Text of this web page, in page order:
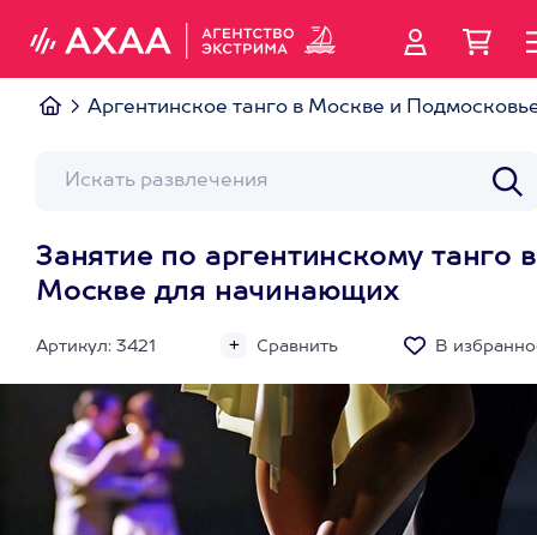
Аргентинское танго в Москве и
Занятие по аргентинскому танго в
Москве для начинающих
Артикул: 3421 Сравнить В